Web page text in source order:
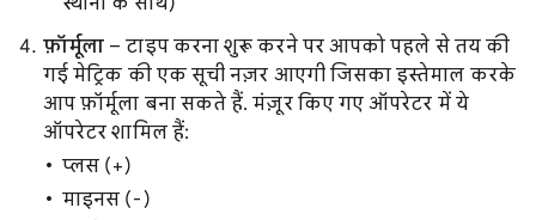
फ़ॉर्मूला – टाइप करना शुरू करने पर आपको पहले से तय की
गई मेट्रिक की एक सूची नज़र आएगी जिसका इस्तेमाल करके
आप फ़ॉर्मूला बना सकते हैं. मंज़ूर किए गए ऑपरेटर में ये
ऑपरेटर शामिल हैं:
प्लस (+)
माइनस (-)